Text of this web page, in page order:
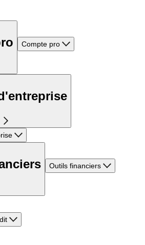
Compte pro
Outils financiers